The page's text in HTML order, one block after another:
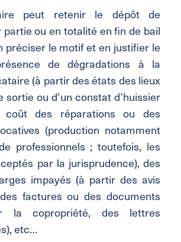
peut retenir le dépôt de
ou en totalité en fin de bail
préciser le motif et en justifier le
de dégradations à la
(à partir des états des lieux
sortie ou d’un constat d’huissier
coût des réparations ou des
(production notamment
professionnels ; toutefois, les
par la jurisprudence), des
impayés (à partir des avis
factures ou des documents
la copropriété, des lettres
etc…